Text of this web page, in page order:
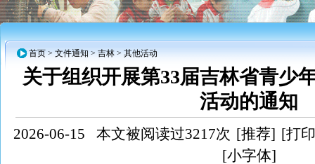
首页 > 文件通知 > 吉林 > 其他活动
关于组织开展第33届吉林省青少
活动的通知
2026-06-15 本文被阅读过3217次 [推荐] [打
[小字体]